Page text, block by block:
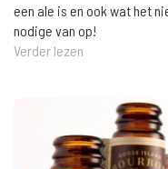
een ale is en ook wat het
nodige van op!
Verder lezen